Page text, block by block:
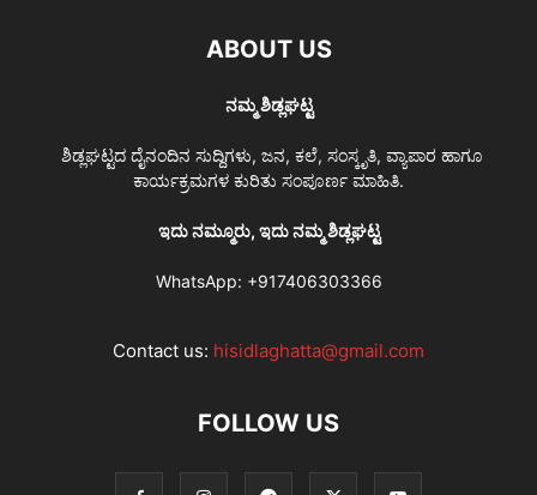
ABOUT US
ನಮ್ಮ ಶಿಡ್ಲಘಟ್ಟ
ಶಿಡ್ಲಘಟ್ಟದ ದೈನಂದಿನ ಸುದ್ದಿಗಳು, ಜನ, ಕಲೆ, ಸಂಸ್ಕೃತಿ, ವ್ಯಾಪಾರ ಹಾಗೂ
ಕಾರ್ಯಕ್ರಮಗಳ ಕುರಿತು ಸಂಪೂರ್ಣ ಮಾಹಿತಿ.
ಇದು ನಮ್ಮೂರು, ಇದು ನಮ್ಮ ಶಿಡ್ಲಘಟ್ಟ
WhatsApp: +917406303366
Contact us: hisidlaghatta@gmail.com
FOLLOW US